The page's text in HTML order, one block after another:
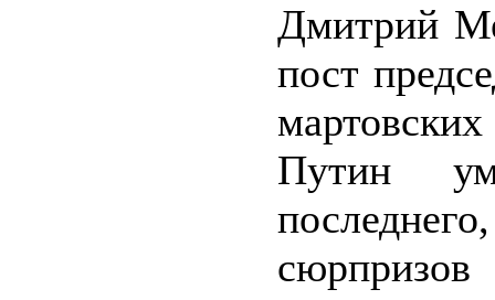
Дмитрий
пост
Путин